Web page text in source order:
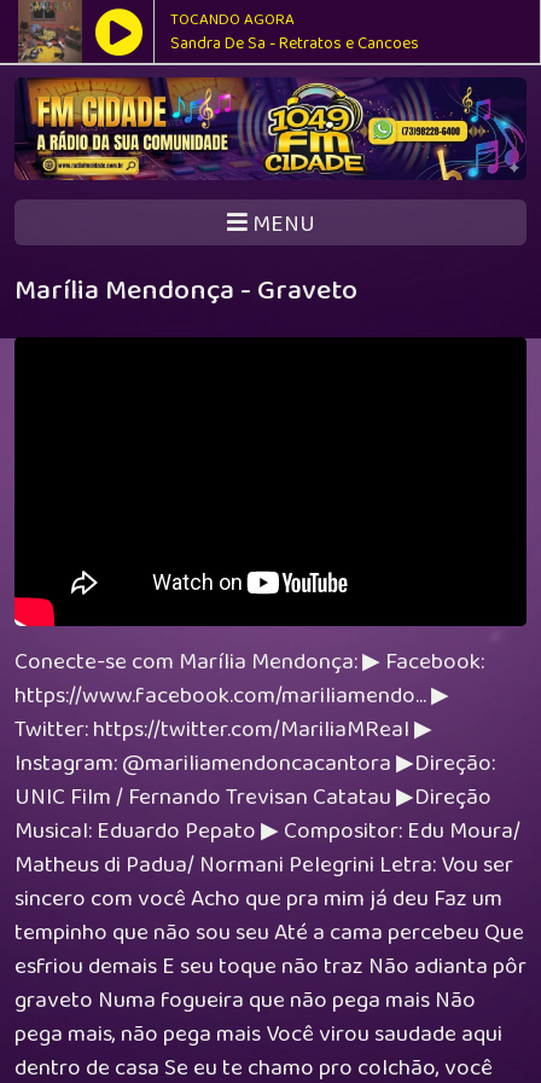
TOCANDO AGORA
Sandra De Sa - Retratos e Cancoes
MENU
Marília Mendonça - Graveto
Conecte-se com Marília Mendonça: ▶ Facebook:
https://www.facebook.com/mariliamendo... ▶
Twitter: https://twitter.com/MariliaMReal ▶
Instagram: @mariliamendoncacantora ▶Direção:
UNIC Film / Fernando Trevisan Catatau ▶Direção
Musical: Eduardo Pepato ▶ Compositor: Edu Moura/
Matheus di Padua/ Normani Pelegrini Letra: Vou ser
sincero com você Acho que pra mim já deu Faz um
tempinho que não sou seu Até a cama percebeu Que
esfriou demais E seu toque não traz Não adianta pôr
graveto Numa fogueira que não pega mais Não
pega mais, não pega mais Você virou saudade aqui
dentro de casa Se eu te chamo pro colchão, você